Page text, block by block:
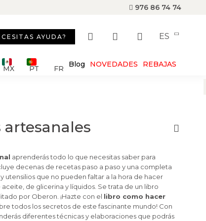
976 86 74 74
AYUDA? ES
MX PT FR Blog NOVEDADES REBAJAS
aprenderás todo lo que necesitas saber para
decenas de recetas paso a paso y una completa
utensilios que no pueden faltar a la hora de hacer
de glicerina y líquidos. Se trata de un libro
por Oberon. ¡Hazte con el libro como hacer
todos los secretos de este fascinante mundo! Con
diferentes técnicas y elaboraciones que podrás